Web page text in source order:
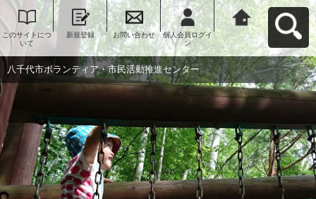
このサイトにつ
いて
新規登録 お問い合わせ
個人会員ログイ
ン
八千代市ボラン
ティア・市民活
動推進センター
へ戻る
八千代市ボランティア・市民活動推進センター